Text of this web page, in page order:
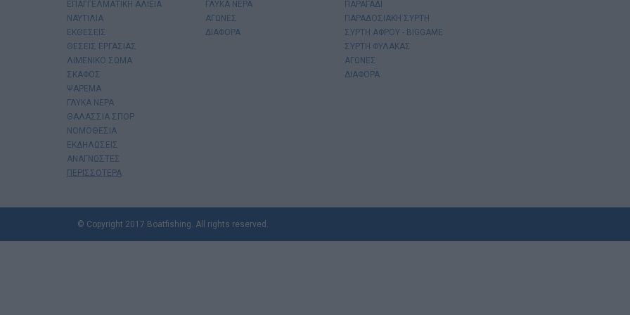
ΕΠΑΓΓΕΛΜΑΤΙΚΗ ΑΛΙΕΙΑ
ΝΑΥΤΙΛΙΑ
ΕΚΘΕΣΕΙΣ
ΘΕΣΕΙΣ ΕΡΓΑΣΙΑΣ
ΛΙΜΕΝΙΚΟ ΣΩΜΑ
ΣΚΑΦΟΣ
ΨΑΡΕΜΑ
ΓΛΥΚΑ ΝΕΡΑ
ΘΑΛΑΣΣΙΑ ΣΠΟΡ
ΝΟΜΟΘΕΣΙΑ
ΕΚΔΗΛΩΣΕΙΣ
ΑΝΑΓΝΩΣΤΕΣ
ΠΕΡΙΣΣΟΤΕΡΑ
ΓΛΥΚΑ ΝΕΡΑ
ΑΓΩΝΕΣ
ΔΙΑΦΟΡΑ
ΠΑΡΑΓΑΔΙ
ΠΑΡΑΔΟΣΙΑΚΗ ΣΥΡΤΗ
ΣΥΡΤΗ ΑΦΡΟΥ - BIGGAME
ΣΥΡΤΗ ΦΥΛΑΚΑΣ
ΑΓΩΝΕΣ
ΔΙΑΦΟΡΑ
© Copyright 2017 Boatfishing. All rights reserved.